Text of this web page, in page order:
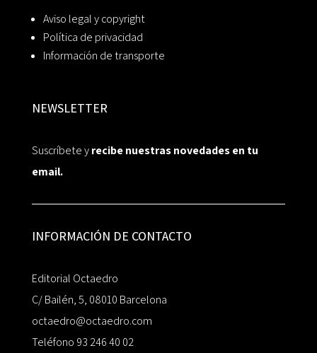
Aviso legal y copyright
Política de privacidad
Información de transporte
NEWSLETTER
Suscríbete yrecibe nuestras novedades en tu
email.
INFORMACIÓN DE CONTACTO
Editorial Octaedro
C/ Bailén, 5, 08010 Barcelona
octaedro@octaedro.com
Teléfono 93 246 40 02